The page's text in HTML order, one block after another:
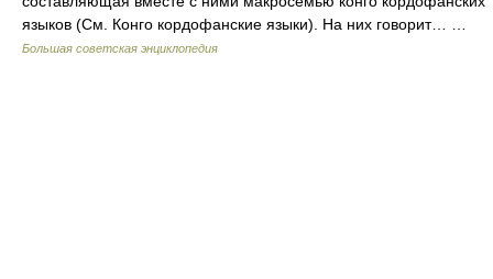
языков (См. Конго кордофанские языки). На них говорит… …
Большая советская энциклопедия